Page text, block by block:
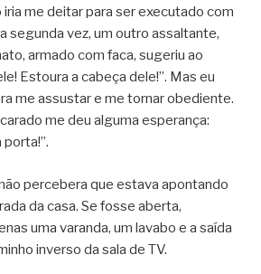
iria me deitar para ser executado com
segunda vez, um outro assaltante,
armado com faca, sugeriu ao
Estoura a cabeça dele!”. Mas eu
me assustar e me tornar obediente.
me deu alguma esperança:
porta!”.
percebera que estava apontando
da casa. Se fosse aberta,
uma varanda, um lavabo e a saída
inverso da sala de TV.